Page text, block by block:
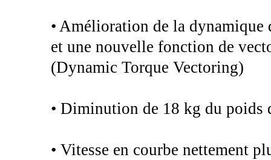
• Amélioration de la
et une nouvelle fonction de
(Dynamic Torque Vectoring)
• Diminution de 18 kg du poids
• Vitesse en courbe nettement